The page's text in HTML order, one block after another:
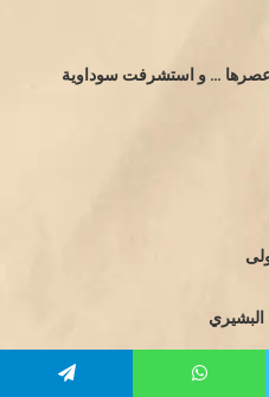
… و استشرفت سوداوية
البشيري
رحيمي